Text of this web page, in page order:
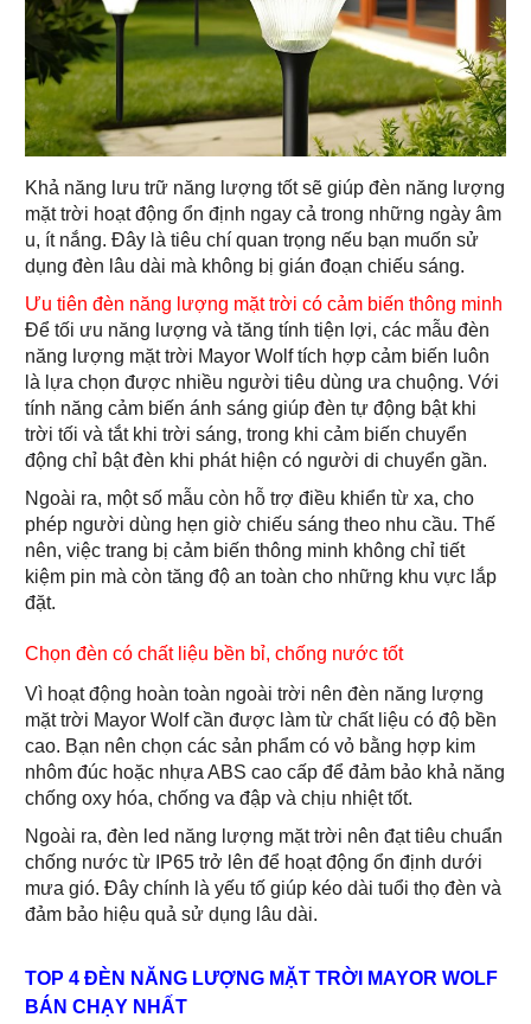
Khả năng lưu trữ năng lượng tốt sẽ giúp đèn năng lượng
mặt trời hoạt động ổn định ngay cả trong những ngày âm
u, ít nắng. Đây là tiêu chí quan trọng nếu bạn muốn sử
dụng đèn lâu dài mà không bị gián đoạn chiếu sáng.
Ưu tiên đèn năng lượng mặt trời có cảm biến thông minh
Để tối ưu năng lượng và tăng tính tiện lợi, các mẫu đèn
năng lượng mặt trời Mayor Wolf tích hợp cảm biến luôn
là lựa chọn được nhiều người tiêu dùng ưa chuộng. Với
tính năng cảm biến ánh sáng giúp đèn tự động bật khi
trời tối và tắt khi trời sáng, trong khi cảm biến chuyển
động chỉ bật đèn khi phát hiện có người di chuyển gần.
Ngoài ra, một số mẫu còn hỗ trợ điều khiển từ xa, cho
phép người dùng hẹn giờ chiếu sáng theo nhu cầu. Thế
nên, việc trang bị cảm biến thông minh không chỉ tiết
kiệm pin mà còn tăng độ an toàn cho những khu vực lắp
đặt.
Chọn đèn có chất liệu bền bỉ, chống nước tốt
Vì hoạt động hoàn toàn ngoài trời nên đèn năng lượng
mặt trời Mayor Wolf cần được làm từ chất liệu có độ bền
cao. Bạn nên chọn các sản phẩm có vỏ bằng hợp kim
nhôm đúc hoặc nhựa ABS cao cấp để đảm bảo khả năng
chống oxy hóa, chống va đập và chịu nhiệt tốt.
Ngoài ra, đèn led năng lượng mặt trời nên đạt tiêu chuẩn
chống nước từ IP65 trở lên để hoạt động ổn định dưới
mưa gió. Đây chính là yếu tố giúp kéo dài tuổi thọ đèn và
đảm bảo hiệu quả sử dụng lâu dài.
TOP 4 ĐÈN NĂNG LƯỢNG MẶT TRỜI MAYOR WOLF
BÁN CHẠY NHẤT